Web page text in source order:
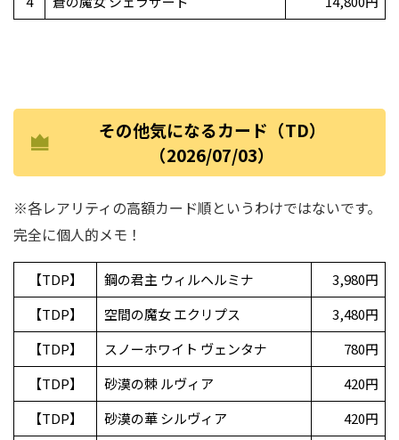
その他気になるカード（TD）
（2026/07/03）
※各レアリティの高額カード順というわけではないです。
完全に個人的メモ！
【TDP】 鋼の君主 ウィルヘルミナ
3,980円
【TDP】
空間の魔女 エクリプス
3,480円
【TDP】
スノーホワイト ヴェンタナ
780円
【TDP】
砂漠の棘 ルヴィア
420円
【TDP】
砂漠の華 シルヴィア
420円